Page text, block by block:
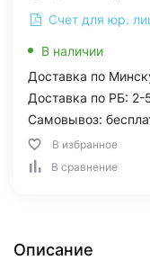
Счет для юр.
В наличии
Доставка по
Доставка по РБ: 2-
Самовывоз:
В избранное
В сравнение
Описание